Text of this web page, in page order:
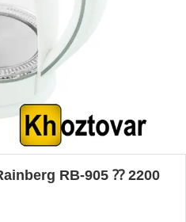
RB-905 ⁇ 2200